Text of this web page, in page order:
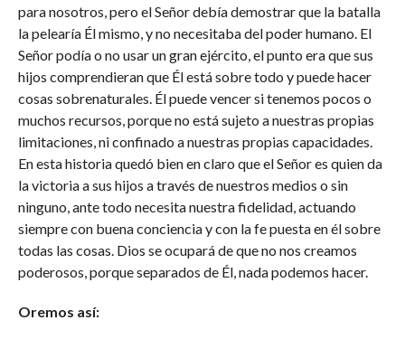
para nosotros, pero el Señor debía demostrar que la batalla
la pelearía Él mismo, y no necesitaba del poder humano. El
Señor podía o no usar un gran ejército, el punto era que sus
hijos comprendieran que Él está sobre todo y puede hacer
cosas sobrenaturales. Él puede vencer si tenemos pocos o
muchos recursos, porque no está sujeto a nuestras propias
limitaciones, ni confinado a nuestras propias capacidades.
En esta historia quedó bien en claro que el Señor es quien da
la victoria a sus hijos a través de nuestros medios o sin
ninguno, ante todo necesita nuestra fidelidad, actuando
siempre con buena conciencia y con la fe puesta en él sobre
todas las cosas. Dios se ocupará de que no nos creamos
poderosos, porque separados de Él, nada podemos hacer.
Oremos así: